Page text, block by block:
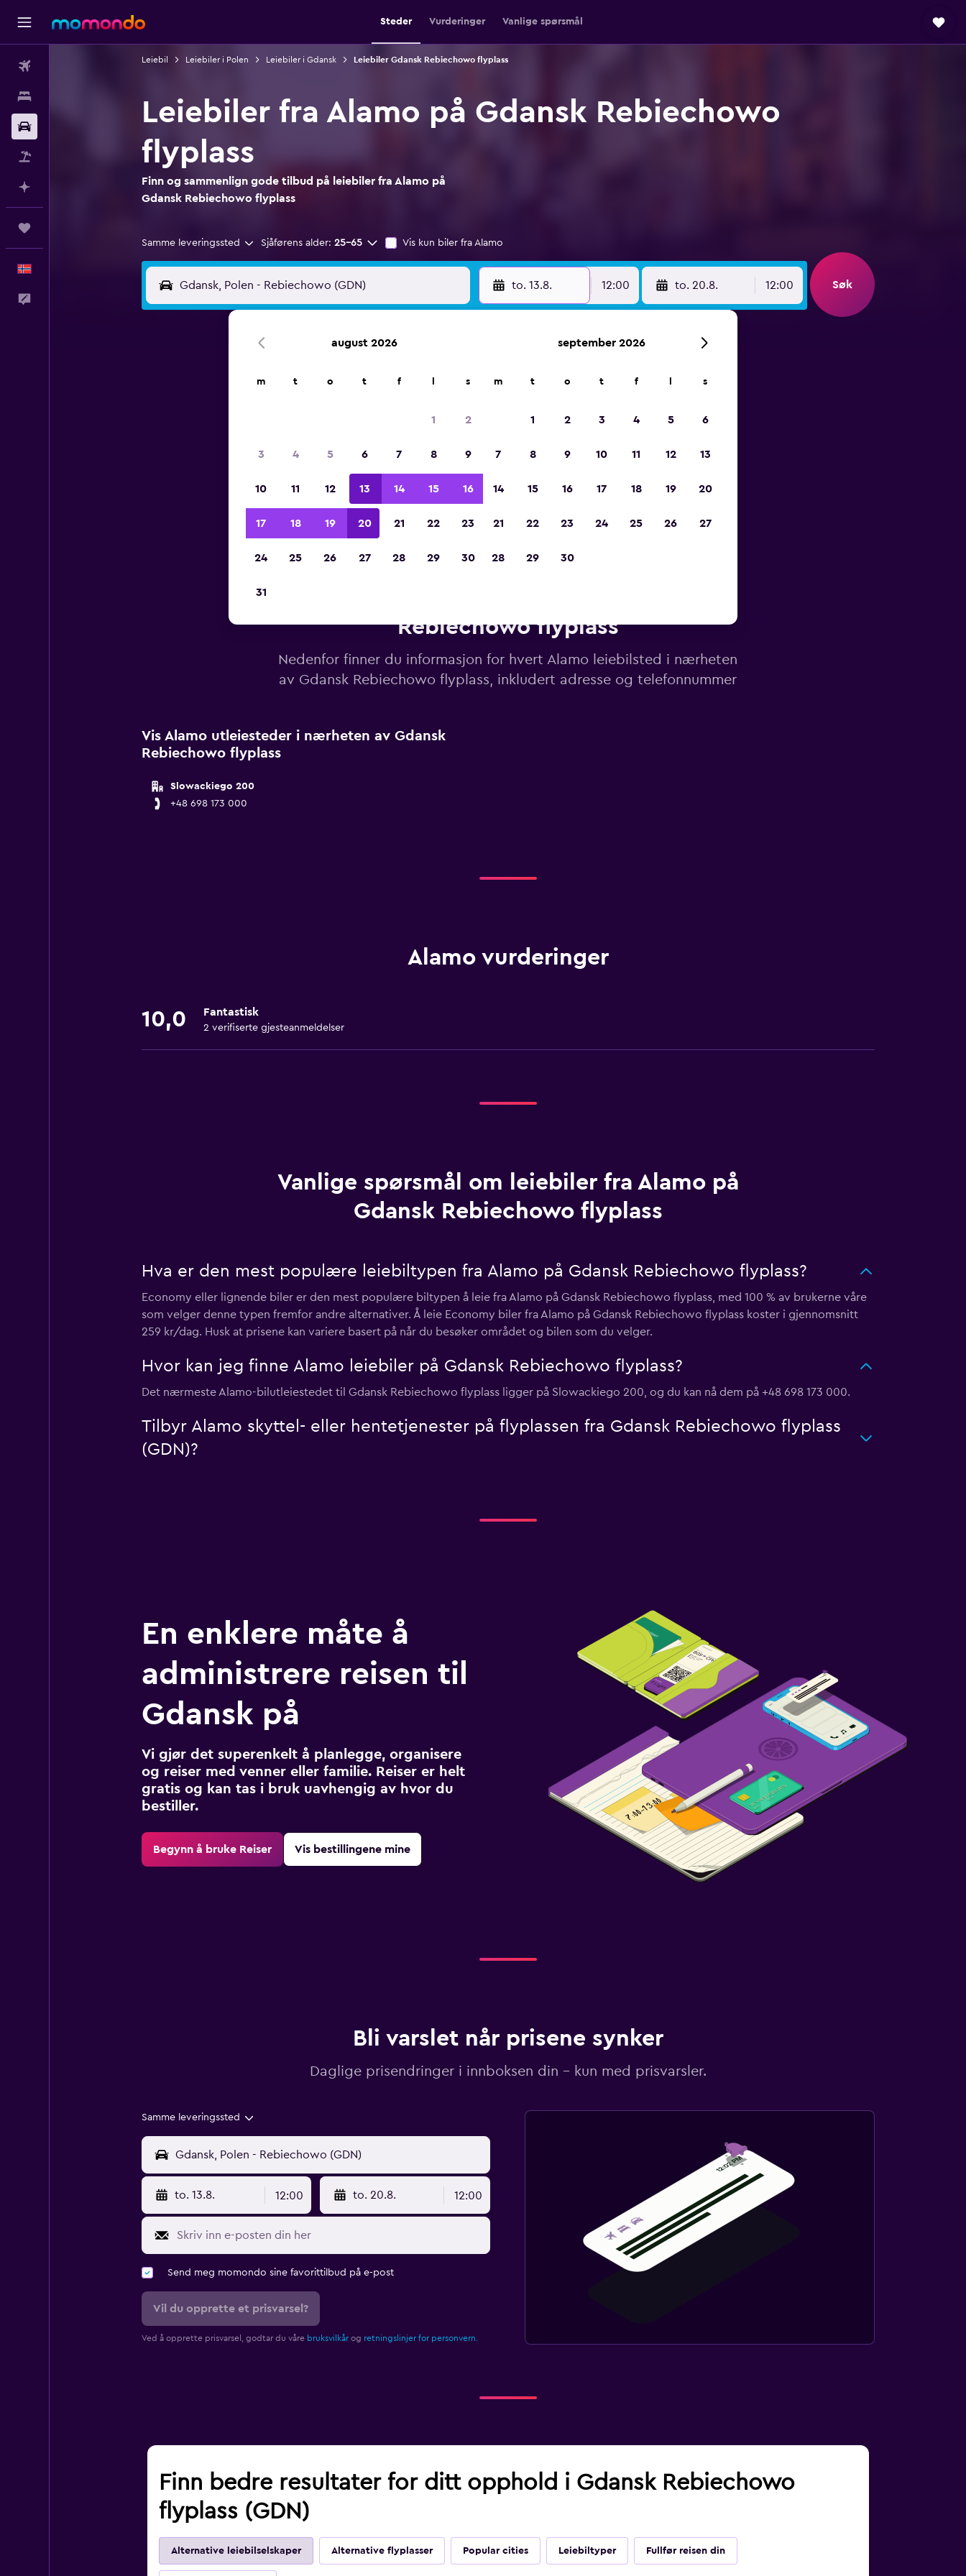
Steder Vurderinger Vanlige spørsmål
Leiebil Leiebiler i Polen Leiebiler i Gdansk Leiebiler Gdansk Rebiechowo flyplass
Leiebiler fra Alamo på Gdansk Rebiechowo
flyplass
Finn og sammenlign gode tilbud på leiebiler fra Alamo på
Gdansk Rebiechowo flyplass
Samme leveringssted Sjåførens alder: 25–65 Vis kun biler fra Alamo
to. 13.8. 12:00 to. 20.8. 12:00 Søk
2023
Rebiechowo flyplass
Nedenfor finner du informasjon for hvert Alamo leiebilsted i nærheten
av Gdansk Rebiechowo flyplass, inkludert adresse og telefonnummer
Vis Alamo utleiesteder i nærheten av Gdansk
Rebiechowo flyplass
Slowackiego 200
+48 698 173 000
Alamo vurderinger
10,0 Fantastisk
2 verifiserte gjesteanmeldelser
Vanlige spørsmål om leiebiler fra Alamo på
Gdansk Rebiechowo flyplass
Hva er den mest populære leiebiltypen fra Alamo på Gdansk Rebiechowo flyplass?
Economy eller lignende biler er den mest populære biltypen å leie fra Alamo på Gdansk Rebiechowo flyplass, med 100 % av brukerne våre
som velger denne typen fremfor andre alternativer. Å leie Economy biler fra Alamo på Gdansk Rebiechowo flyplass koster i gjennomsnitt
259 kr/dag. Husk at prisene kan variere basert på når du besøker området og bilen som du velger.
Hvor kan jeg finne Alamo leiebiler på Gdansk Rebiechowo flyplass?
Det nærmeste Alamo-bilutleiestedet til Gdansk Rebiechowo flyplass ligger på Slowackiego 200, og du kan nå dem på +48 698 173 000.
Tilbyr Alamo skyttel- eller hentetjenester på flyplassen fra Gdansk Rebiechowo flyplass
(GDN)?
En enklere måte å
administrere reisen til
Gdansk på
Vi gjør det superenkelt å planlegge, organisere
og reiser med venner eller familie. Reiser er helt
gratis og kan tas i bruk uavhengig av hvor du
bestiller.
Begynn å bruke Reiser Vis bestillingene mine
Bli varslet når prisene synker
Daglige prisendringer i innboksen din – kun med prisvarsler.
Samme leveringssted
to. 13.8. 12:00 to. 20.8. 12:00
Send meg momondo sine favorittilbud på e-post
Vil du opprette et prisvarsel?
Ved å opprette prisvarsel, godtar du våre bruksvilkårog retningslinjer for personvern.
Finn bedre resultater for ditt opphold i Gdansk Rebiechowo
flyplass (GDN)
Alternative leiebilselskaper Alternative flyplasser Popular cities Leiebiltyper Fullfør reisen din
august 2026
m t o t f s
1 2
3 4 5 6 7 8 9
10 11 12 13 14 15 16
17 18 19 20 21 22 23
24 25 26 27 28 29 30
31
september 2026
m t o t f s
1 2 3 4 5 6
7 8 9 10 11 12 13
14 15 16 17 18 19 20
21 22 23 24 25 26 27
28 29 30